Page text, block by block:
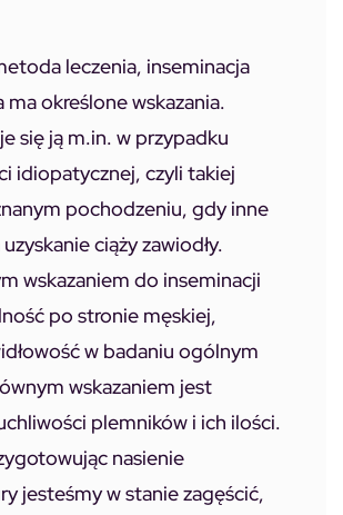
leczenia, inseminacja
określone wskazania.
się ją m.in. w przypadku
idiopatycznej, czyli takiej
pochodzeniu, gdy inne
ciąży zawiodły.
wskazaniem do inseminacji
po stronie męskiej,
w badaniu ogólnym
wskazaniem jest
plemników i ich ilości.
nasienie
jesteśmy w stanie zagęścić,